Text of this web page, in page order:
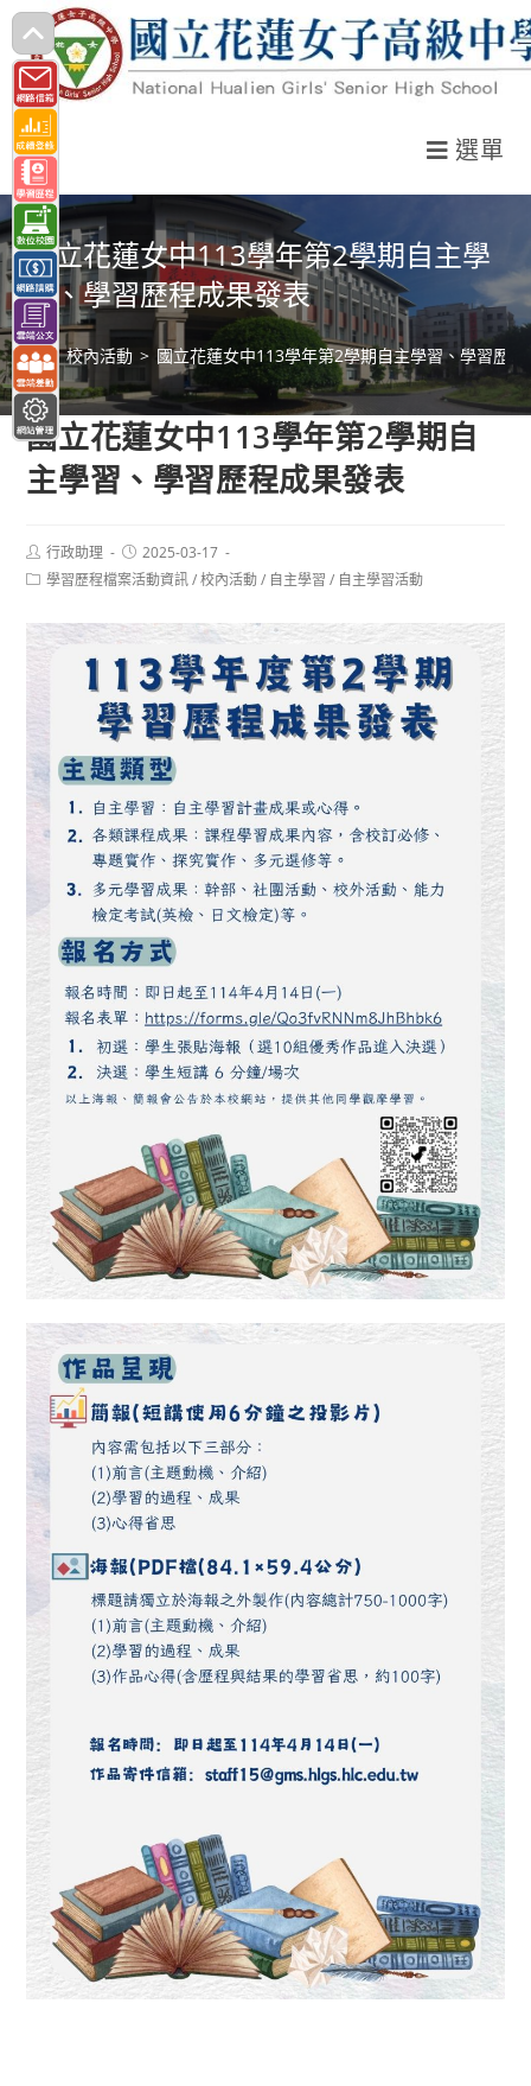
跳
轉
至
主
要
內
容
選單
國立花蓮女中113學年第2學期自主學
習、學習歷程成果發表
> 校內活動 > 國立花蓮女中113學年第2學期自主學習、學習歷
國立花蓮女中113學年第2學期自
主學習、學習歷程成果發表
Post
author:
行政助理
Post
published:
2025-03-17
Post學習歷程檔案活動資訊 / 校內活動 / 自主學習 / 自主學習活動